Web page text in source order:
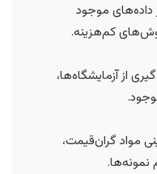
داده‌های موجود
کم‌هزینه.
از آزمایشگاه‌ها،
مواد گران‌قیمت،